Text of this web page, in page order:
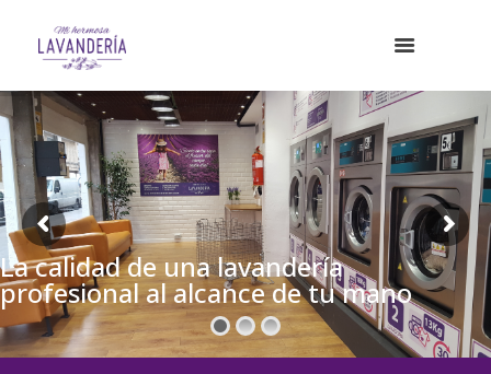
La calidad de una lavandería
profesional al alcance de tu mano